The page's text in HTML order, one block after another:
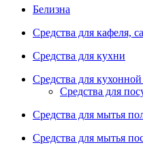
Белизна
Средства для кафеля,
Средства для кухни
Средства для
Средства для
Средства для мытья
Средства для мытья